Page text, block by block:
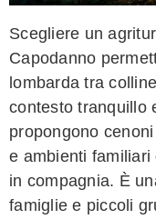
Scegliere un
Capodanno
lombarda tra
contesto tranquillo
propongono
e ambienti familiari
in compagnia. È
famiglie e piccoli